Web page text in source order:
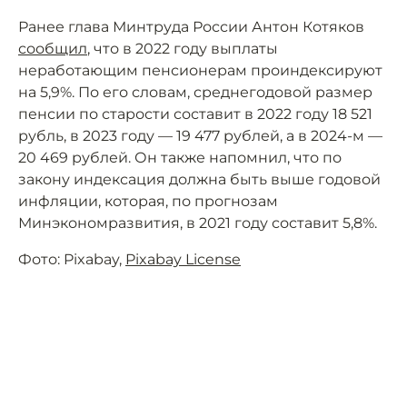
Ранее глава Минтруда России Антон Котяков
сообщил, что в 2022 году выплаты
неработающим пенсионерам проиндексируют
на 5,9%. По его словам, среднегодовой размер
пенсии по старости составит в 2022 году 18 521
рубль, в 2023 году — 19 477 рублей, а в 2024-м —
20 469 рублей. Он также напомнил, что по
закону индексация должна быть выше годовой
инфляции, которая, по прогнозам
Минэкономразвития, в 2021 году составит 5,8%.
Фото: Pixabay, Pixabay License